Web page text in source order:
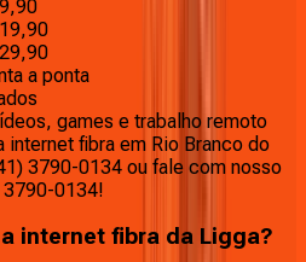
a ponta
games e trabalho remoto
internet fibra em Rio Branco do
3790-0134 ou fale com nosso
0134!
internet fibra da Ligga?